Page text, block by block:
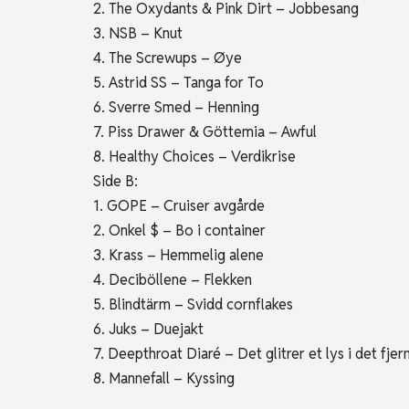
2. The Oxydants & Pink Dirt – Jobbesang
3. NSB – Knut
4. The Screwups – Øye
5. Astrid SS – Tanga for To
6. Sverre Smed – Henning
7. Piss Drawer & Göttemia – Awful
8. Healthy Choices – Verdikrise
Side B:
1. GOPE – Cruiser avgårde
2. Onkel $ – Bo i container
3. Krass – Hemmelig alene
4. Deciböllene – Flekken
5. Blindtärm – Svidd cornflakes
6. Juks – Duejakt
7. Deepthroat Diaré – Det glitrer et lys i det
8. Mannefall – Kyssing